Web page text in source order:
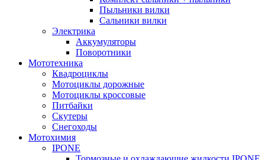
Пыльники вилки
Сальники вилки
Электрика
Аккумуляторы
Поворотники
Мототехника
Квадроциклы
Мотоциклы дорожные
Мотоциклы кроссовые
Питбайки
Скутеры
Снегоходы
Мотохимия
IPONE